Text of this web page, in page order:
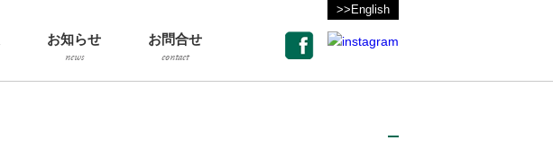
>>English
お知らせ
news
お問合せ
contact